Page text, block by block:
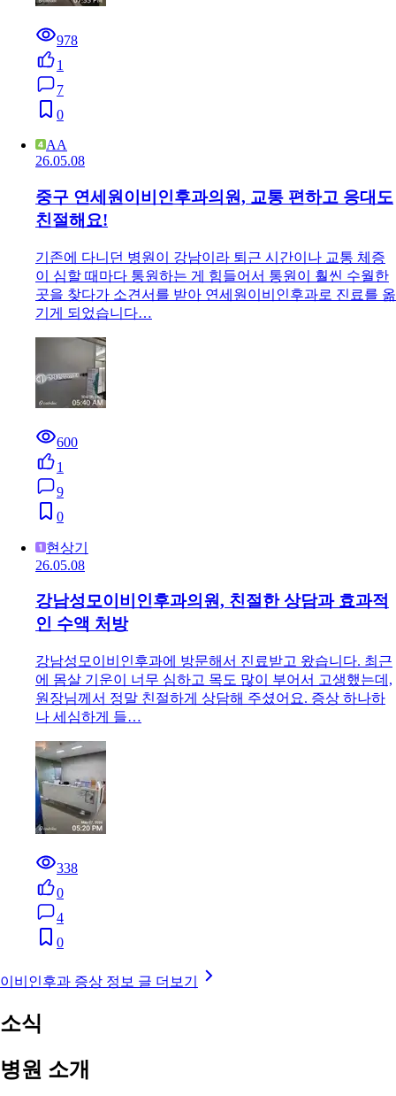
978
1
7
0
AA
26.05.08
중구 연세원이비인후과의원, 교통 편하고 응대도
친절해요!
기존에 다니던 병원이 강남이라 퇴근 시간이나 교통 체증
이 심할 때마다 통원하는 게 힘들어서 통원이 훨씬 수월한
곳을 찾다가 소견서를 받아 연세원이비인후과로 진료를 옮
기게 되었습니다…
600
1
9
0
현상기
26.05.08
강남성모이비인후과의원, 친절한 상담과 효과적
인 수액 처방
강남성모이비인후과에 방문해서 진료받고 왔습니다. 최근
에 몸살 기운이 너무 심하고 목도 많이 부어서 고생했는데,
원장님께서 정말 친절하게 상담해 주셨어요. 증상 하나하
나 세심하게 들…
338
0
4
0
이비인후과 증상 정보 글 더보기
소식
병원 소개